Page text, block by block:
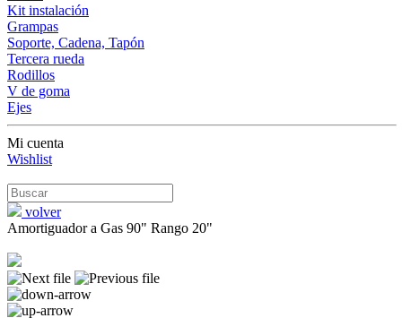
Kit instalación
Grampas
Soporte, Cadena, Tapón
Tercera rueda
Rodillos
V de goma
Ejes
Mi cuenta
Wishlist
volver
Amortiguador a Gas 90" Rango 20"